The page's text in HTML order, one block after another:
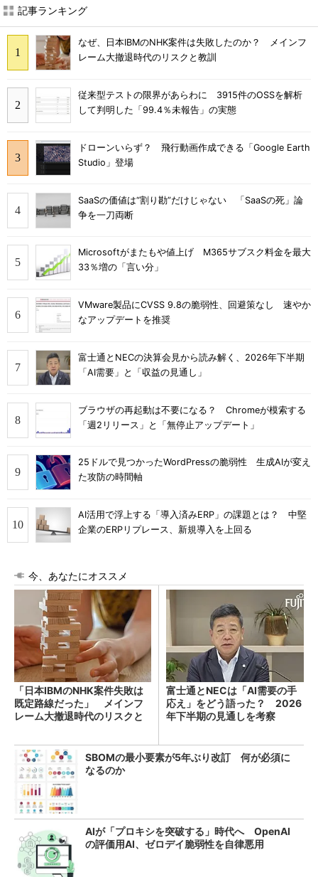
記事ランキング
なぜ、日本IBMのNHK案件は失敗したのか？ メインフ
レーム大撤退時代のリスクと教訓
従来型テストの限界があらわに 3915件のOSSを解析
して判明した「99.4％未報告」の実態
ドローンいらず？ 飛行動画作成できる「Google Earth
Studio」登場
SaaSの価値は“割り勘”だけじゃない 「SaaSの死」論
争を一刀両断
Microsoftがまたもや値上げ M365サブスク料金を最大
33％増の「言い分」
VMware製品にCVSS 9.8の脆弱性、回避策なし 速やか
なアップデートを推奨
富士通とNECの決算会見から読み解く、2026年下半期
「AI需要」と「収益の見通し」
ブラウザの再起動は不要になる？ Chromeが模索する
「週2リリース」と「無停止アップデート」
25ドルで見つかったWordPressの脆弱性 生成AIが変え
た攻防の時間軸
AI活用で浮上する「導入済みERP」の課題とは？ 中堅
企業のERPリプレース、新規導入を上回る
今、あなたにオススメ
「日本IBMのNHK案件失敗は
既定路線だった」 メインフ
レーム大撤退時代のリスクと
富士通とNECは「AI需要の手
応え」をどう語った？ 2026
年下半期の見通しを考察
SBOMの最小要素が5年ぶり改訂 何が必須に
なるのか
AIが「プロキシを突破する」時代へ OpenAI
の評価用AI、ゼロデイ脆弱性を自律悪用